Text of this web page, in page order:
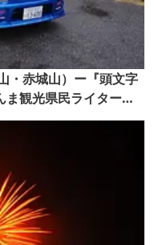
・赤城山）ー『頭文字
ま観光県民ライター